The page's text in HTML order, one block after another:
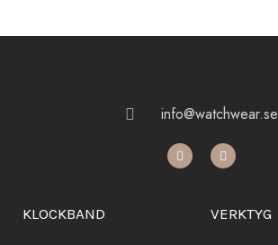
info@watchwear.se
KLOCKBAND VERKTYG